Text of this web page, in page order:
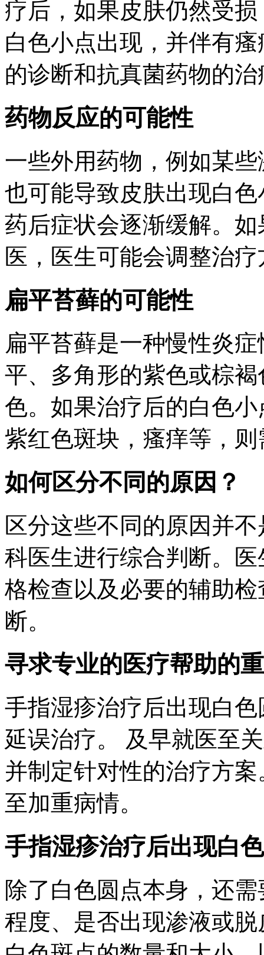
疗后，如果皮肤仍然受
白色小点出现，并伴有
的诊断和抗真菌药物的治
药物反应的可能性
一些外用药物，例如某
也可能导致皮肤出现白
药后症状会逐渐缓解。
医，医生可能会调整治
扁平苔藓的可能性
扁平苔藓是一种慢性炎
平、多角形的紫色或棕
色。如果治疗后的白色
紫红色斑块，瘙痒等，
如何区分不同的原因？
区分这些不同的原因并
科医生进行综合判断。
格检查以及必要的辅助
断。
寻求专业的医疗帮助的
手指湿疹治疗后出现白
延误治疗。 及早就医至
并制定针对性的治疗方
至加重病情。
手指湿疹治疗后出现白
除了白色圆点本身，还
程度、是否出现渗液或